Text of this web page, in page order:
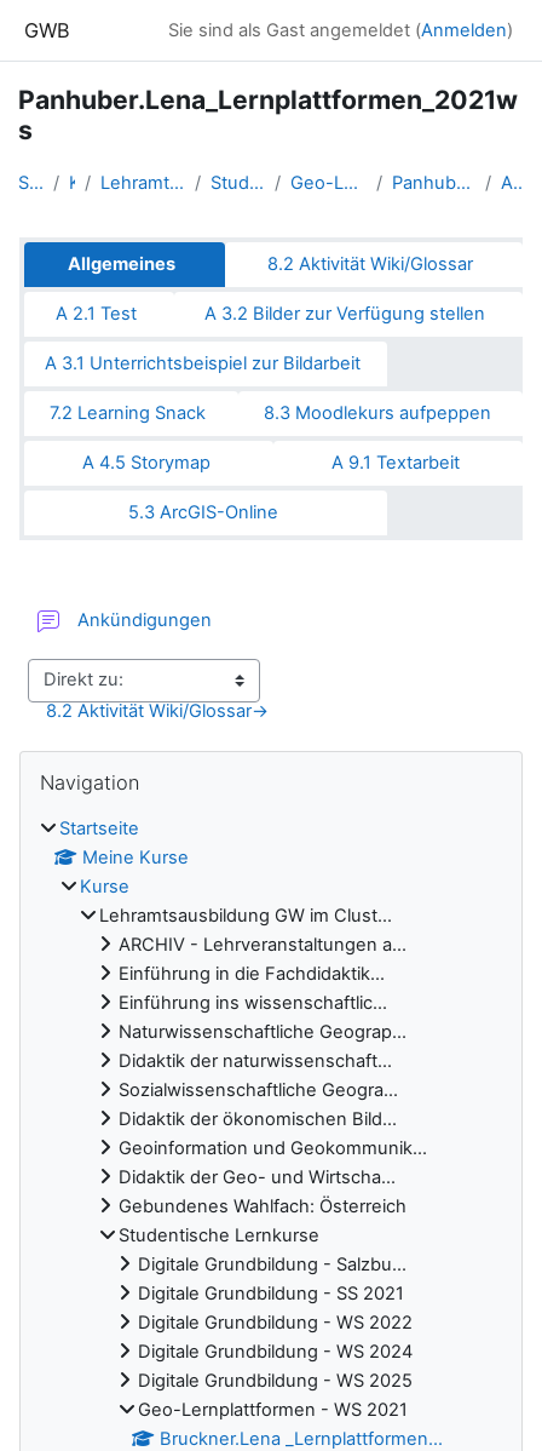
GWB Sie sind als Gast angemeldet (Anmelden)
Panhuber.Lena_Lernplattformen_2021w
s
Startseite Kurse Lehramtsausbildung GW im Clust... Studentische Lernkurse Geo-Lernplattformen - WS 2021 Panhuber.Lena_Lernplattformen_... Allgemeines
Abschnittsübersicht
Allgemeines 8.2 Aktivität Wiki/Glossar
A 2.1 Test A 3.2 Bilder zur Verfügung stellen
A 3.1 Unterrichtsbeispiel zur Bildarbeit
7.2 Learning Snack 8.3 Moodlekurs aufpeppen
A 4.5 Storymap A 9.1 Textarbeit
5.3 ArcGIS-Online
Ankündigungen
→
8.2 Aktivität Wiki/Glossar
Blöcke
Navigation
Startseite
Meine Kurse
Kurse
Lehramtsausbildung GW im Clust...
ARCHIV - Lehrveranstaltungen a...
Einführung in die Fachdidaktik...
Einführung ins wissenschaftlic...
Naturwissenschaftliche Geograp...
Didaktik der naturwissenschaft...
Sozialwissenschaftliche Geogra...
Didaktik der ökonomischen Bild...
Geoinformation und Geokommunik...
Didaktik der Geo- und Wirtscha...
Gebundenes Wahlfach: Österreich
Studentische Lernkurse
Digitale Grundbildung - Salzbu...
Digitale Grundbildung - SS 2021
Digitale Grundbildung - WS 2022
Digitale Grundbildung - WS 2024
Digitale Grundbildung - WS 2025
Geo-Lernplattformen - WS 2021
Bruckner.Lena _Lernplattformen...